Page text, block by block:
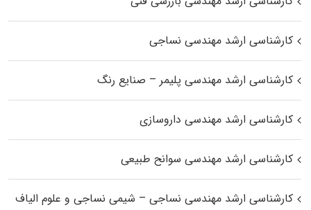
کارشناسی ارشد مهندسی نساجی
کارشناسی ارشد مهندسی پلیمر – صنایع رنگ
کارشناسی ارشد مهندسی داروسازی
کارشناسی ارشد مهندسی سوانح طبیعی
کارشناسی ارشد مهندسی نساجی – شیمی نساجی و علوم الیاف